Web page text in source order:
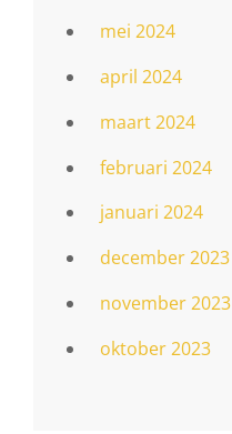
mei 2024
april 2024
maart 2024
februari 2024
januari 2024
december 2023
november 2023
oktober 2023